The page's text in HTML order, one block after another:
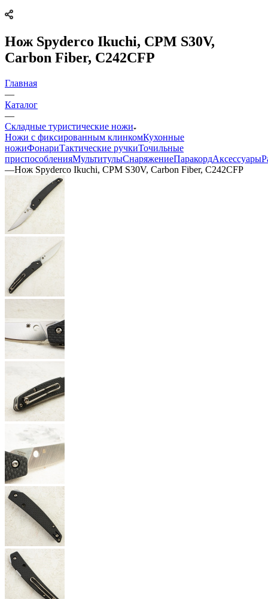
Нож Spyderco Ikuchi, CPM S30V,
Carbon Fiber, C242CFP
Главная
—
Каталог
—
Складные туристические ножи
Ножи с фиксированным клинкомКухонные
ножиФонариТактические ручкиТочильные
приспособленияМультитулыСнаряжениеПаракордАксессуары
—Нож Spyderco Ikuchi, CPM S30V, Carbon Fiber, C242CFP